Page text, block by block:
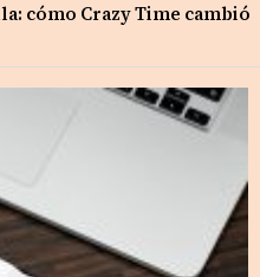
cómo Crazy Time cambió